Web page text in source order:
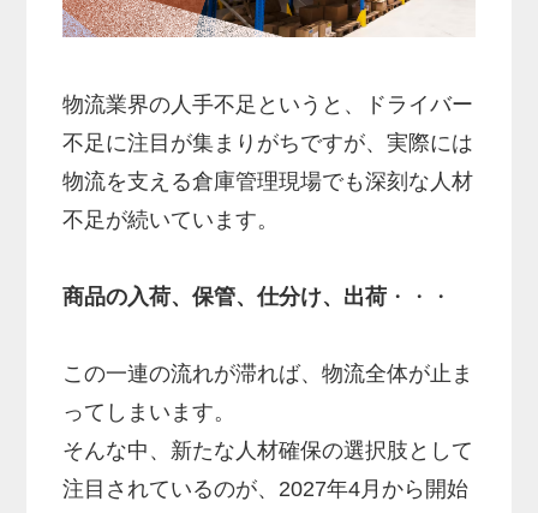
物流業界の人手不足というと、ドライバー
不足に注目が集まりがちですが、実際には
物流を支える倉庫管理現場でも深刻な人材
不足が続いています。
商品の入荷、保管、仕分け、出荷 ・・・
この一連の流れが滞れば、物流全体が止ま
ってしまいます。
そんな中、新たな人材確保の選択肢として
注目されているのが、2027年4月から開始